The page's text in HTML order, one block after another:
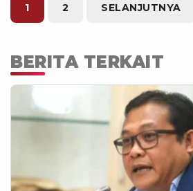
1 2 SELANJUTNYA
BERITA TERKAIT